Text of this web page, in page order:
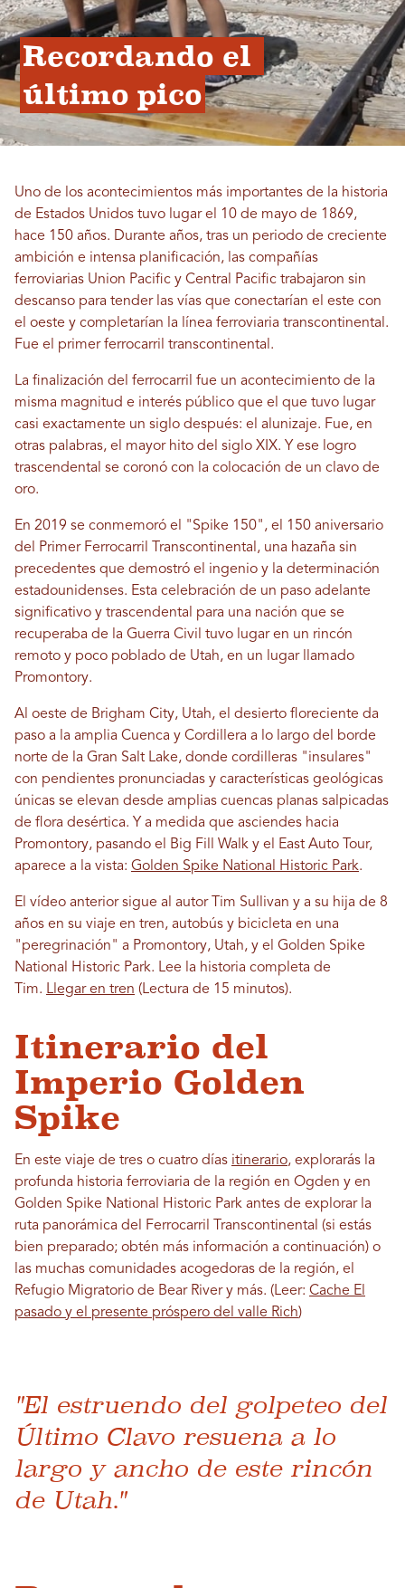
Recordando el
último pico
Uno de los acontecimientos más importantes de la historia
de Estados Unidos tuvo lugar el 10 de mayo de 1869,
hace 150 años. Durante años, tras un periodo de creciente
ambición e intensa planificación, las compañías
ferroviarias Union Pacific y Central Pacific trabajaron sin
descanso para tender las vías que conectarían el este con
el oeste y completarían la línea ferroviaria transcontinental.
Fue el primer ferrocarril transcontinental.
La finalización del ferrocarril fue un acontecimiento de la
misma magnitud e interés público que el que tuvo lugar
casi exactamente un siglo después: el alunizaje. Fue, en
otras palabras, el mayor hito del siglo XIX. Y ese logro
trascendental se coronó con la colocación de un clavo de
oro.
En 2019 se conmemoró el "Spike 150", el 150 aniversario
del Primer Ferrocarril Transcontinental, una hazaña sin
precedentes que demostró el ingenio y la determinación
estadounidenses. Esta celebración de un paso adelante
significativo y trascendental para una nación que se
recuperaba de la Guerra Civil tuvo lugar en un rincón
remoto y poco poblado de Utah, en un lugar llamado
Promontory.
Al oeste de Brigham City, Utah, el desierto floreciente da
paso a la amplia Cuenca y Cordillera a lo largo del borde
norte de la Gran Salt Lake, donde cordilleras "insulares"
con pendientes pronunciadas y características geológicas
únicas se elevan desde amplias cuencas planas salpicadas
de flora desértica. Y a medida que asciendes hacia
Promontory, pasando el Big Fill Walk y el East Auto Tour,
aparece a la vista: Golden Spike National Historic Park.
El vídeo anterior sigue al autor Tim Sullivan y a su hija de 8
años en su viaje en tren, autobús y bicicleta en una
"peregrinación" a Promontory, Utah, y el Golden Spike
National Historic Park. Lee la historia completa de
Tim. Llegar en tren (Lectura de 15 minutos).
Itinerario del
Imperio Golden
Spike
En este viaje de tres o cuatro días itinerario, explorarás la
profunda historia ferroviaria de la región en Ogden y en
Golden Spike National Historic Park antes de explorar la
ruta panorámica del Ferrocarril Transcontinental (si estás
bien preparado; obtén más información a continuación) o
las muchas comunidades acogedoras de la región, el
Refugio Migratorio de Bear River y más. (Leer: Cache El
pasado y el presente próspero del valle Rich)
"El estruendo del golpeteo del
Último Clavo resuena a lo
largo y ancho de este rincón
de Utah."